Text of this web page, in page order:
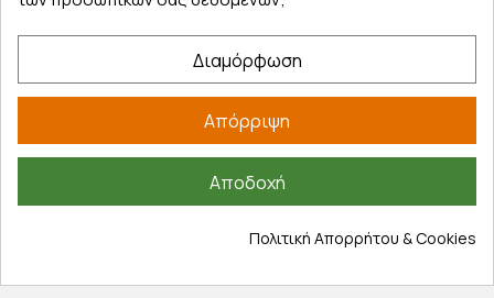
Τρόποι παραγγελίας
Τρόποι πληρωμής
Επιστροφές προϊοντων
Διαμόρφωση
Απόρριψη
Αποδοχή
Πολιτική Απορρήτου & Cookies